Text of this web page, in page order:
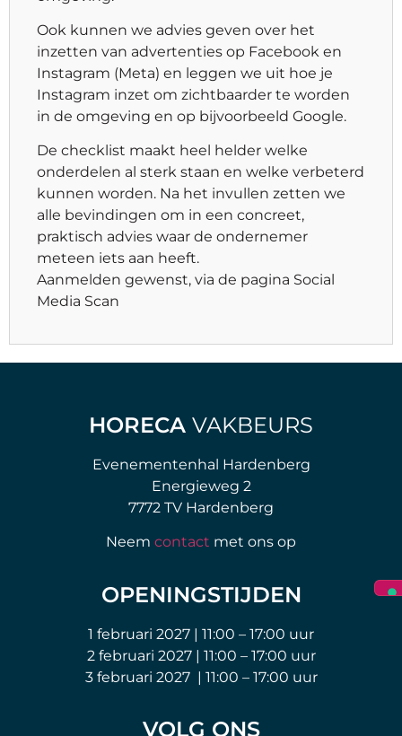
Ook kunnen we advies geven over het
inzetten van advertenties op Facebook en
Instagram (Meta) en leggen we uit hoe je
Instagram inzet om zichtbaarder te worden
in de omgeving en op bijvoorbeeld Google.
De checklist maakt heel helder welke
onderdelen al sterk staan en welke verbeterd
kunnen worden. Na het invullen zetten we
alle bevindingen om in een concreet,
praktisch advies waar de ondernemer
meteen iets aan heeft.
Aanmelden gewenst, via de pagina Social
Media Scan
HORECA VAKBEURS
Evenementenhal Hardenberg
Energieweg 2
7772 TV Hardenberg
Neem contact met ons op
OPENINGSTIJDEN
1 februari 2027 | 11:00 – 17:00 uur
2 februari 2027 | 11:00 – 17:00 uur
3 februari 2027 | 11:00 – 17:00 uur
VOLG ONS